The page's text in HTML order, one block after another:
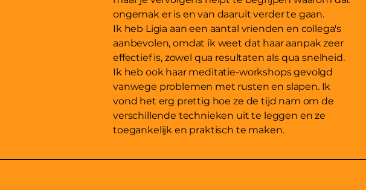
ongemak er is en van daaruit verder te gaan.
Ik heb Ligia aan een aantal vrienden en collega's
aanbevolen, omdat ik weet dat haar aanpak zeer
effectief is, zowel qua resultaten als qua snelheid.
Ik heb ook haar meditatie-workshops gevolgd
vanwege problemen met rusten en slapen. Ik
vond het erg prettig hoe ze de tijd nam om de
verschillende technieken uit te leggen en ze
toegankelijk en praktisch te maken.